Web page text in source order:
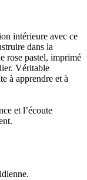
intérieure avec ce
dans la
rose pastel, imprimé
Véritable
à apprendre et à
et l’écoute